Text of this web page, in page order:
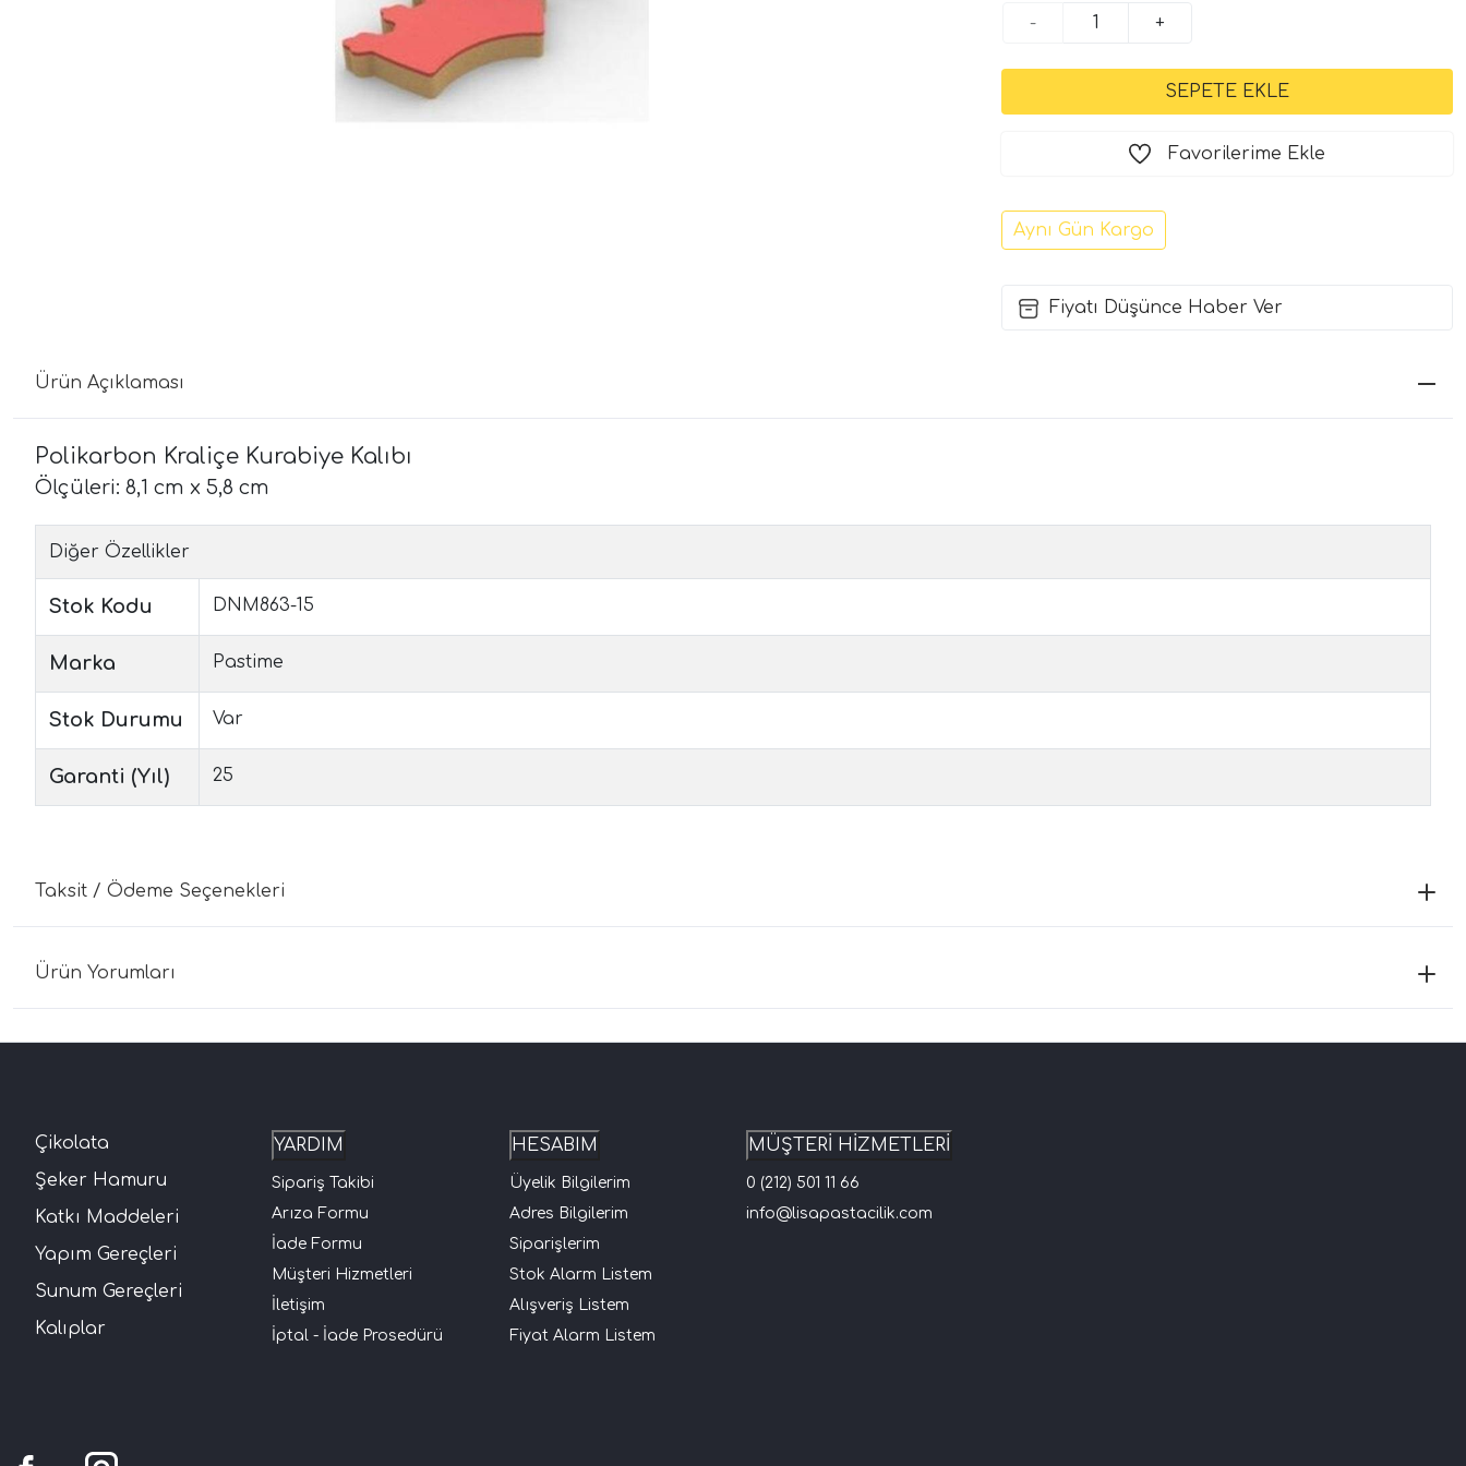
- +
Favorilerime Ekle
Aynı Gün Kargo
Fiyatı Düşünce Haber Ver
Ürün Açıklaması
Polikarbon Kraliçe Kurabiye Kalıbı
Ölçüleri: 8,1 cm x 5,8 cm
Diğer Özellikler
Stok Kodu DNM863-15
Marka Pastime
Stok Durumu Var
Garanti (Yıl) 25
Taksit / Ödeme Seçenekleri
Ürün Yorumları
Çikolata
Şeker Hamuru
Katkı Maddeleri
Yapım Gereçleri
Sunum Gereçleri
Kalıplar
YARDIM
Sipariş Takibi
Arıza Formu
İade Formu
Müşteri Hizmetleri
İletişim
İptal - İade Prosedürü
HESABIM
Üyelik Bilgilerim
Adres Bilgilerim
Siparişlerim
Stok Alarm Listem
Alışveriş Listem
Fiyat Alarm Listem
MÜŞTERİ HİZMETLERİ
0 (212) 501 11 66
info@lisapastacilik.com